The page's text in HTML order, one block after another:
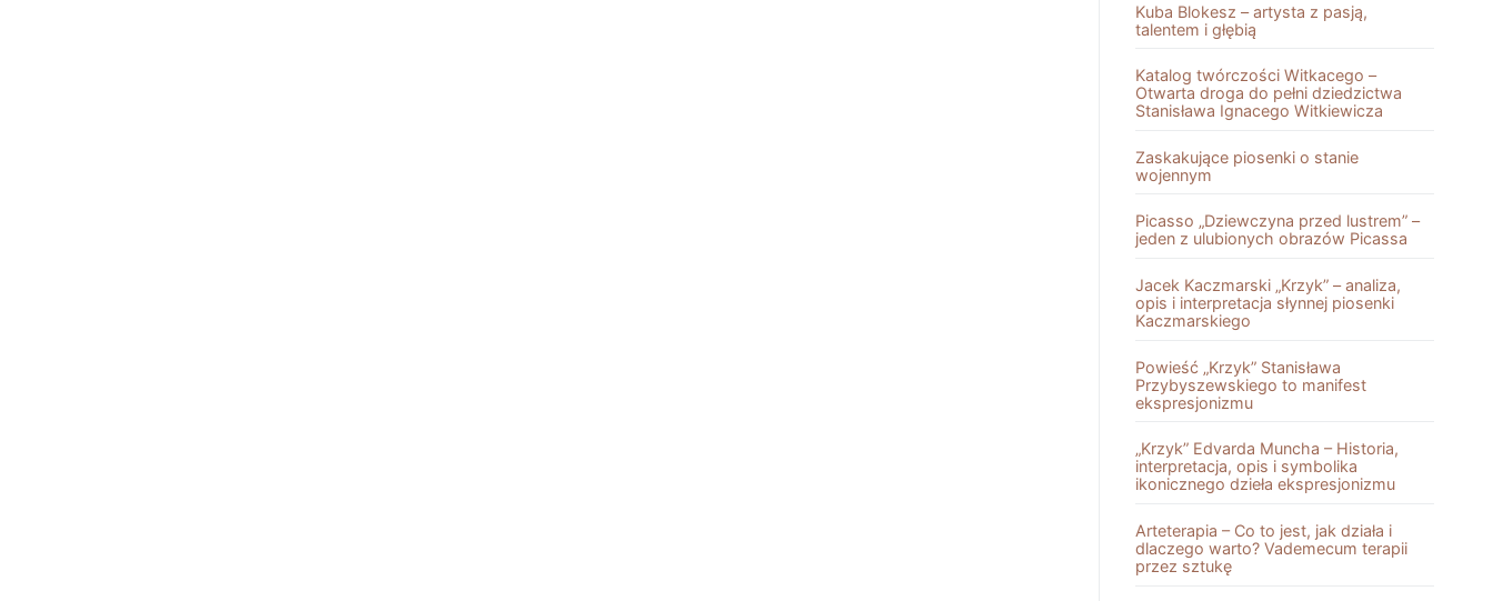
Kuba Blokesz – artysta z pasją,
talentem i głębią
Katalog twórczości Witkacego –
Otwarta droga do pełni dziedzictwa
Stanisława Ignacego Witkiewicza
Zaskakujące piosenki o stanie
wojennym
Picasso „Dziewczyna przed lustrem” –
jeden z ulubionych obrazów Picassa
Jacek Kaczmarski „Krzyk” – analiza,
opis i interpretacja słynnej piosenki
Kaczmarskiego
Powieść „Krzyk” Stanisława
Przybyszewskiego to manifest
ekspresjonizmu
„Krzyk” Edvarda Muncha – Historia,
interpretacja, opis i symbolika
ikonicznego dzieła ekspresjonizmu
Arteterapia – Co to jest, jak działa i
dlaczego warto? Vademecum terapii
przez sztukę